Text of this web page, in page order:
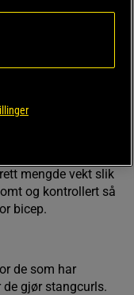
av kosttilskudd
mengde vekt slik
og kontrollert så
bicep.
de som har
gjør stangcurls.